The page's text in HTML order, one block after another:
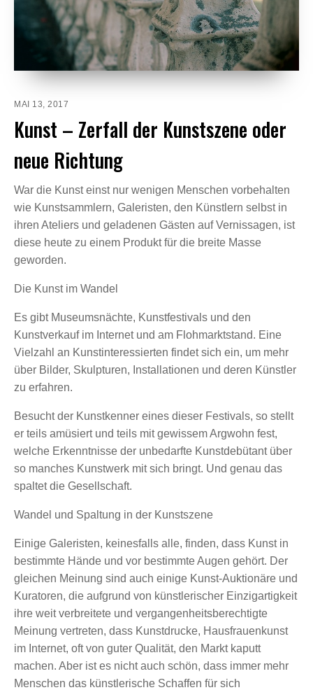
MAI 13, 2017
Kunst – Zerfall der Kunstszene oder
neue Richtung
War die Kunst einst nur wenigen Menschen vorbehalten
wie Kunstsammlern, Galeristen, den Künstlern selbst in
ihren Ateliers und geladenen Gästen auf Vernissagen, ist
diese heute zu einem Produkt für die breite Masse
geworden.
Die Kunst im Wandel
Es gibt Museumsnächte, Kunstfestivals und den
Kunstverkauf im Internet und am Flohmarktstand. Eine
Vielzahl an Kunstinteressierten findet sich ein, um mehr
über Bilder, Skulpturen, Installationen und deren Künstler
zu erfahren.
Besucht der Kunstkenner eines dieser Festivals, so stellt
er teils amüsiert und teils mit gewissem Argwohn fest,
welche Erkenntnisse der unbedarfte Kunstdebütant über
so manches Kunstwerk mit sich bringt. Und genau das
spaltet die Gesellschaft.
Wandel und Spaltung in der Kunstszene
Einige Galeristen, keinesfalls alle, finden, dass Kunst in
bestimmte Hände und vor bestimmte Augen gehört. Der
gleichen Meinung sind auch einige Kunst-Auktionäre und
Kuratoren, die aufgrund von künstlerischer Einzigartigkeit
ihre weit verbreitete und vergangenheitsberechtigte
Meinung vertreten, dass Kunstdrucke, Hausfrauenkunst
im Internet, oft von guter Qualität, den Markt kaputt
machen. Aber ist es nicht auch schön, dass immer mehr
Menschen das künstlerische Schaffen für sich